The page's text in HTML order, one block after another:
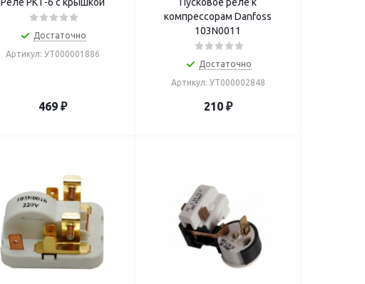
Достаточно
Артикул: УТ000001886
469 ₽
компрессорам Danfoss
103N0011
Достаточно
Артикул: УТ000002848
210₽